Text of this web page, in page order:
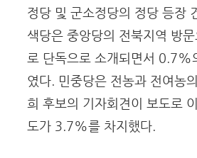
정당 및 군소정당의 정당 등장
색당은 중앙당의 전북지역 방
로 단독으로 소개되면서 0.7%
였다. 민중당은 전농과 전여농
희 후보의 기자회견이 보도로
도가 3.7%를 차지했다.